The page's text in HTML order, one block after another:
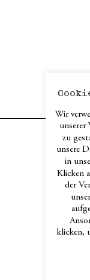
Wir
unserer
zu
unsere
in
Klicken
der
klicken,